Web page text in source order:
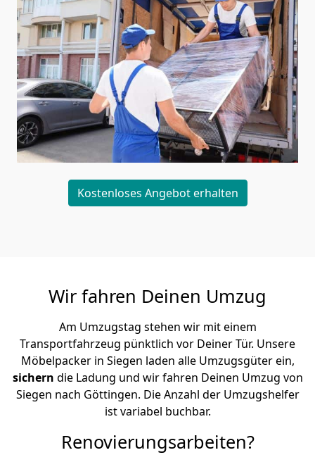
Kostenloses Angebot erhalten
Wir fahren Deinen Umzug
Am Umzugstag stehen wir mit einem
Transportfahrzeug pünktlich vor Deiner Tür. Unsere
Möbelpacker in Siegen laden alle Umzugsgüter ein,
sichern die Ladung und wir fahren Deinen Umzug von
Siegen nach Göttingen. Die Anzahl der Umzugshelfer
ist variabel buchbar.
Renovierungsarbeiten?